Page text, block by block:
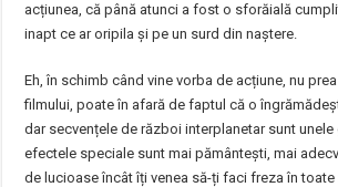
acțiunea, că până atunci a fost o sforăială
inapt ce ar oripila și pe un surd din naștere.
Eh, în schimb când vine vorba de acțiune, nu
filmului, poate în afară de faptul că o
dar secvențele de război interplanetar sunt
efectele speciale sunt mai pământești, mai
de lucioase încât îți venea să-ți faci freza în toate